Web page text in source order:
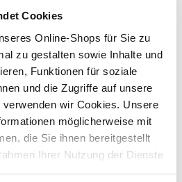
Cookies
Online-Shops für Sie zu
zu gestalten sowie Inhalte und
Funktionen für soziale
und die Zugriffe auf unsere
wir Cookies. Unsere
möglicherweise mit
die Sie ihnen bereitgestellt
Ihrer Nutzung der Dienste
In den Warenkorb
Merken
ARTIKEL: